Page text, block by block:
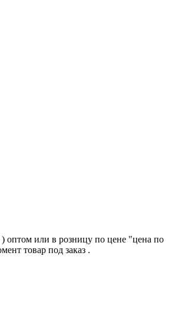
или в розницу по цене "цена по
товар под заказ .